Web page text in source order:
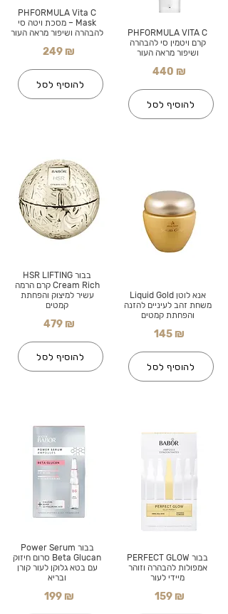
PHFORMULA Vita C
Mask – מסכת ויטה סי
להבהרה ושיפור מראה העור
249 ₪
להוסיף לסל
בבור HSR LIFTING
Cream Rich קרם הרמה
עשיר למיצוק והפחתת
קמטים
479 ₪
להוסיף לסל
בבור Power Serum
Beta Glucan סרום חיזוק
עם בטא גלוקן לעור קורן
ובריא
199 ₪
PHFORMULA VITA C
קרם ויטמין סי להבהרה
ושיפור מראה העור
440 ₪
להוסיף לסל
אנא לוטן Liquid Gold
משחת זהב לעיניים להזנה
והפחתת קמטים
145 ₪
להוסיף לסל
בבור PERFECT GLOW
אמפולות להבהרה וזוהר
מיידי לעור
159 ₪